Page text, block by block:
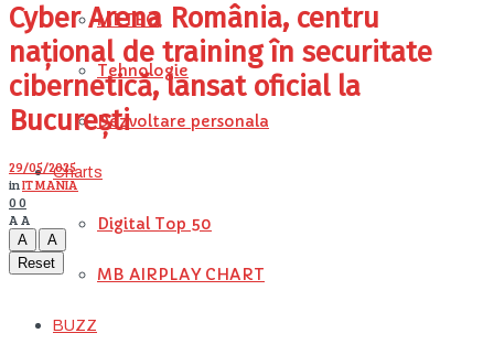
METEO
Tehnologie
Dezvoltare personala
Charts
Digital Top 50
MB AIRPLAY CHART
BUZZ
Cyber Arena România, centru
național de training în securitate
cibernetică, lansat oficial la
București
29/05/2025
inIT MANIA
00
A A
A
A
Reset